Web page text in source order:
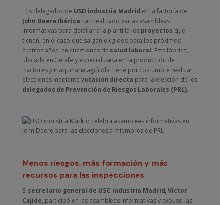
Los delegados de USO industria Madrid en la factoría de
John Deere Ibérica han realizado varias asambleas
informativas para detallar a la plantilla los proyectos que
tienen, en el caso que salgan elegidos para los próximos
cuatros años, en cuestiones de salud laboral. Esta fábrica,
ubicada en Getafe y especializada en la producción de
tractores y maquinaria agrícola, tiene por costumbre realizar
elecciones mediante votación directa para la elección de los
delegados de Prevención de Riesgos Laborales (PRL).
Menos riesgos, más formación y más
recursos para las inspecciones
El secretario general de USO industria Madrid, Víctor
Cajide,participó en las asambleas informativas y expuso las